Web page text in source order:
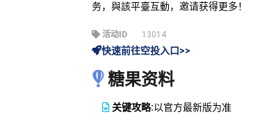
务，與該平臺互動，邀请获得更多！
活动ID 13014
快速前往空投入口>>
糖果资料
关键攻略:以官方最新版为准